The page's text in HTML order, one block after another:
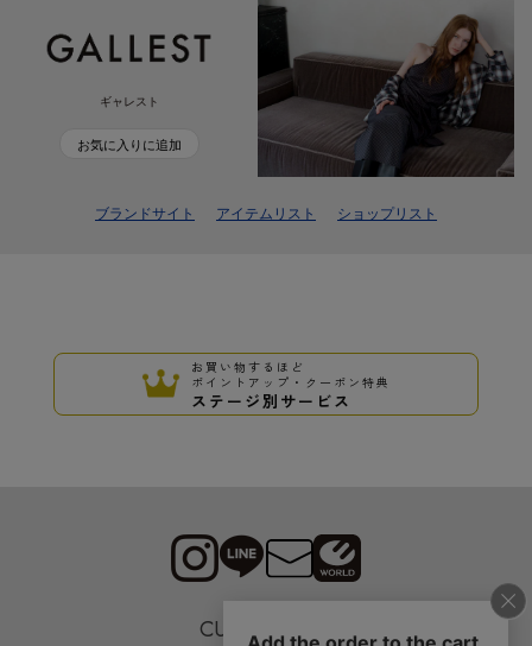
ギャレスト
お気に入りに追加
ブランドサイト アイテムリスト ショップリスト
お買い物するほど
ポイントアップ・クーポン特典
ステージ別サービス
CUSTOMER